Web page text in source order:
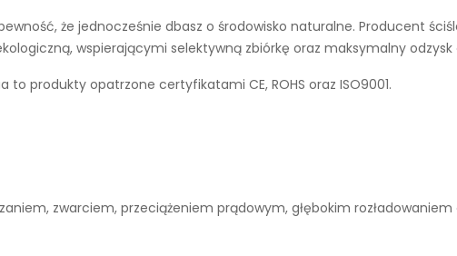
że jednocześnie dbasz o środowisko naturalne. Producent
wspierającymi selektywną zbiórkę oraz maksymalny odzysk
to produkty opatrzone certyfikatami CE, ROHS oraz ISO9001.
zwarciem, przeciążeniem prądowym, głębokim rozładowaniem